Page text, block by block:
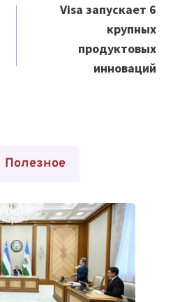
Visa запускает 6
крупных
продуктовых
инноваций
Полезное